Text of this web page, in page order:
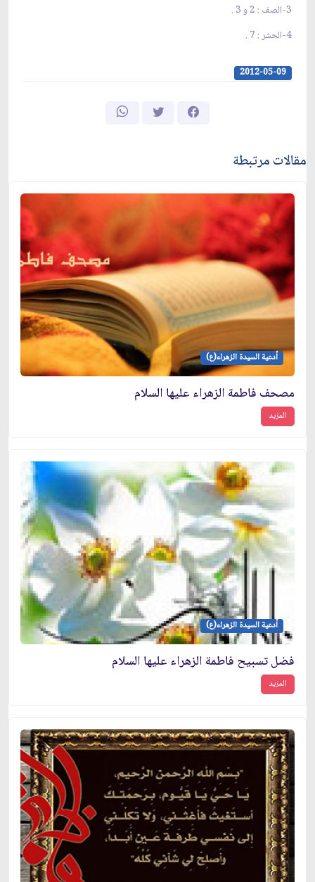
3-الصف : 2 و 3 .
4-الحشر : 7 .
2012-05-09
مقالات مرتبطة
أدعية السيدة الزهراء(ع)
مصحف فاطمة الزهراء عليها السلام
المزيد
أدعية السيدة الزهراء(ع)
فضل تسبيح فاطمة الزهراء عليها السلام
المزيد